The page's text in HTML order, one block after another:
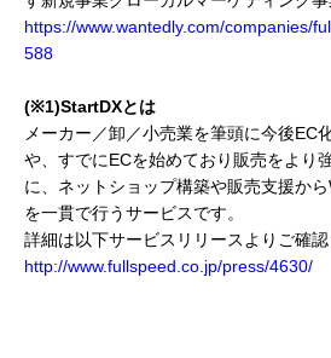
https://www.wantedly.com/companies/
588
(※1)StartDXとは
メーカー／卸／小売業を筆頭に今後EC
や、すでにECを始めており販売をより
に、ネットショップ構築や販売支援か
を一貫で行うサービスです。
詳細は以下サービスリリースよりご確認
http://www.fullspeed.co.jp/press/4630/